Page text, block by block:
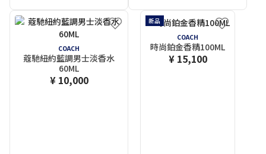
COACH
蔻馳紐約藍調男士淡香水
60ML
¥ 10,000
新品
COACH
時尚鉑金香精100ML
¥ 15,100